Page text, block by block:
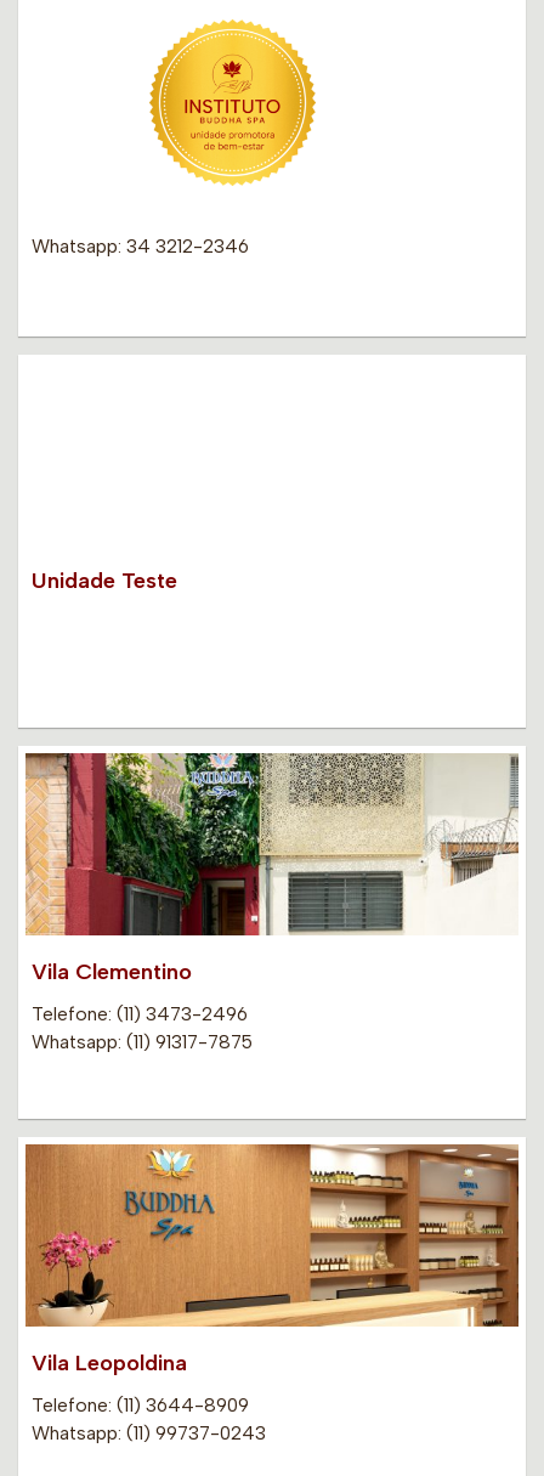
Whatsapp: 34 3212-2346
Unidade Teste
Vila Clementino
Telefone: (11) 3473-2496
Whatsapp: (11) 91317-7875
Vila Leopoldina
Telefone: (11) 3644-8909
Whatsapp: (11) 99737-0243